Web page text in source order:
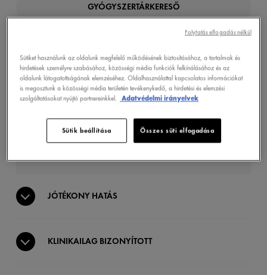
GYÓGYSZERTÁRKERESŐ
TERMÉKLEÍRÁS
használattól segít megnyugtatni a fejbőrt, és
csökkenteni a viszketést. Szilikonmentes a
JÓTÉKONY HATÁS
KLINIKAILAG BIZONYÍTOTT
Sütiket használunk az oldalunk megfelelő működésének biztosításához, a tartalmak és
hirdetések személyre szabásához, közösségi média funkciók felkínálásához és az
oldalunk látogatottságának elemzéséhez. Oldalhasználattal kapcsolatos információkat
is megosztunk a közösségi média területén tevékenykedő, a hirdetési és elemzési
szolgáltatásokat nyújtó partnereinkkel.
Adatvédelmi irányelvek
Sütik beállítása Összes süti elfogadása
Folytatás elfogadás nélkül